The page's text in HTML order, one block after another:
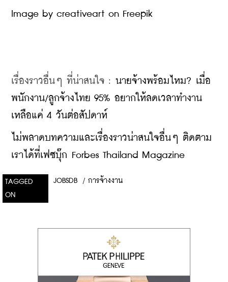
Image by creativeart on Freepik
เรื่องราวอื่นๆ ที่น่าสนใจ : นายจ้างพร้อมไหม? เมื่อ
พนักงาน/ลูกจ้างไทย 95% อยากให้ลดเวลาทำงาน
เหลือแค่ 4 วันต่อสัปดาห์
ไม่พลาดบทความและเรื่องราวน่าสนใจอื่นๆ ติดตาม
เราได้ที่เฟซบุ๊ก Forbes Thailand Magazine
TAGGED
ON
JOBSDB / การจ้างงาน